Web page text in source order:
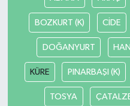
BOZKURT (K) CİDE
DOĞANYURT
KÜRE PINARBAŞI (K)
TOSYA